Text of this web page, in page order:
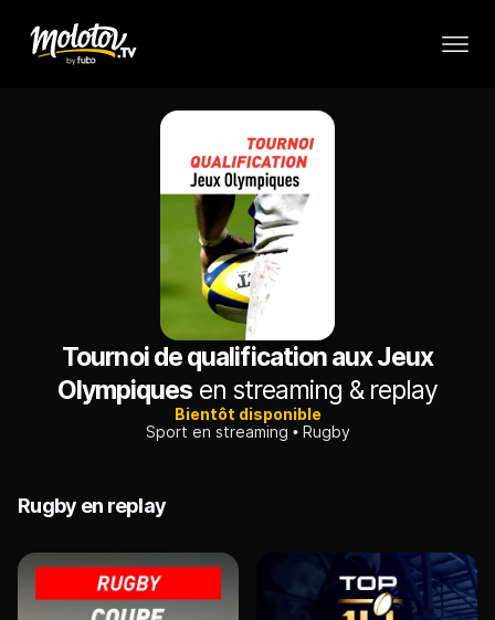
Tournoi de qualification aux Jeux
Olympiques en streaming & replay
Bientôt disponible
Sport en streaming
Rugby
Rugby en replay